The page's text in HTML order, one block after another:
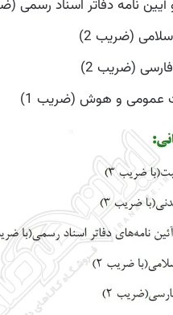
آیین نامه دفاتر اسناد رسمی
(ضریب 2)
(ضریب 2)
عمومی و هوش (ضریب 1)